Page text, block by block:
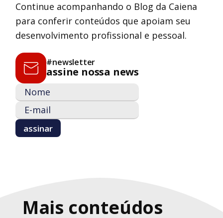
Continue acompanhando o Blog da Caiena
para conferir conteúdos que apoiam seu
desenvolvimento profissional e pessoal.
#newsletter
assine nossa news
Mais conteúdos